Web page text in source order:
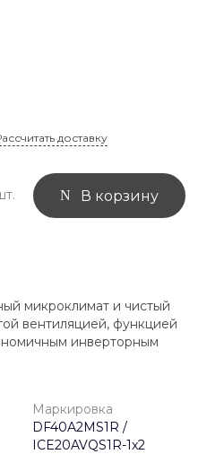
доставку
В корзину
микроклимат и чистый
вентиляцией, функцией
инверторным
Маркировка
DF40A2MS1R /
ICE20AVQS1R-1x2